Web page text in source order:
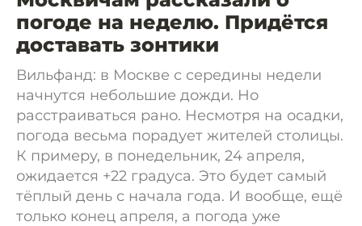
погоде на неделю. Придётся
доставать зонтики
Вильфанд: в Москве с середины недели
начнутся небольшие дожди. Но
расстраиваться рано. Несмотря на осадки,
погода весьма порадует жителей столицы.
К примеру, в понедельник, 24 апреля,
ожидается +22 градуса. Это будет самый
тёплый день с начала года. И вообще, ещё
только конец апреля, а погода уже